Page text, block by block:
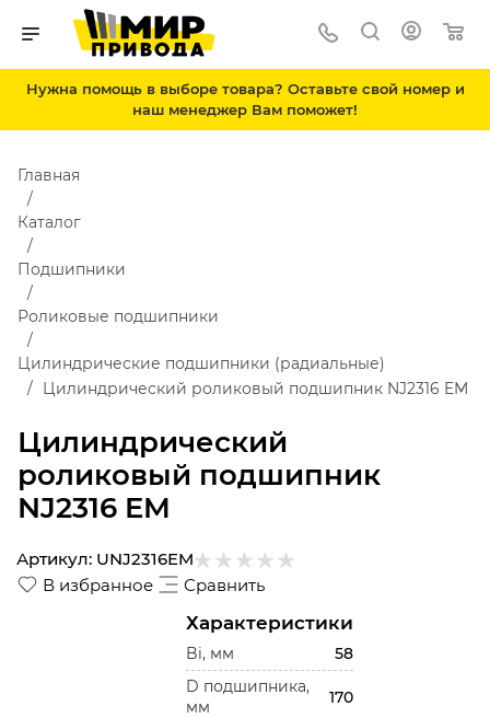
Нужна помощь в выборе товара? Оставьте свой номер и
наш менеджер Вам поможет!
Цилиндрический
роликовый подшипник
NJ2316 EM
Главная
Каталог
Подшипники
Роликовые подшипники
Цилиндрические подшипники (радиальные)
Цилиндрический роликовый подшипник NJ2316 EM
В избранное Сравнить
Артикул: UNJ2316EM
Характеристики
Bi, мм
58
D подшипника,
мм
170